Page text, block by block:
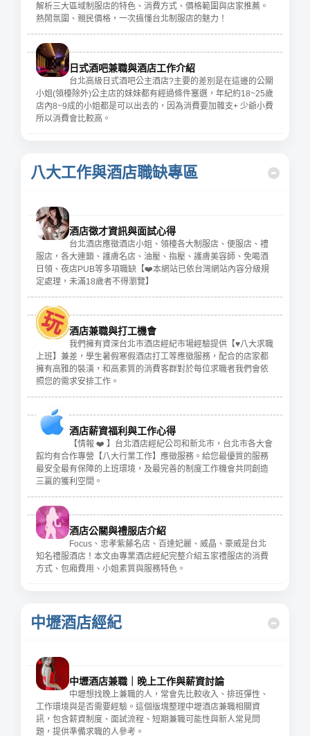
解析三大區域制服店的特色、消費方式、價格範圍與店家推薦。
熱鬧氛圍、親民價格，一次搞懂台北制服店的魅力！
日式酒吧兼職與酒店工作介紹
台北高級日式酒吧公主酒店?主要的差別是在這邊的公關
小姐(領檯除外)公主店的妹妹都有經過條件塞選，年紀約18~25歲
店內8~9成的小姐都是可以出去的，因為消費要加雜支+ 少爺小費
所以消費會比較高。
八大工作與酒店職缺專區
酒店徵才資訊與面試心得
台北酒店應徵酒店小姐、領檯各大制服店、便服店、禮
服店，各大連鎖、護膚名店、油壓、指壓、護膚美容師、免喝酒
日領、夜店PUB等多項職缺【❤️本網站已依台灣網站內容分級規
定處理，未滿18歲者不得瀏覽】
酒店兼職與打工機會
我們擁有資深台北市酒店經紀市場經驗提供【♥八大求職
上班】兼差，學生暑假寒假酒店打工等應徵服務，配合的店家都
擁有高雅的裝潢，和高素質的消費客群對於每位求職者我們會依
照您的需求安排工作。
酒店薪資福利與工作心得
【情報 ❤️ 】台北酒店經紀公司和新北市，台北市各大會
館均有合作專營【八大行業工作】應徵服務。給您最優質的服務
最安全最有保障的上班環境，及最完善的制度工作機會共同創造
三贏的獲利空間。
酒店公關與禮服店介紹
Focus、忠孝紫藤名店、百達妃麗、威晶、豪威是台北
知名禮服酒店！本文由專業酒店經紀完整介紹五家禮服店的消費
方式、包廂費用、小姐素質與服務特色。
中壢酒店經紀
中壢酒店兼職｜晚上工作與薪資討論
中壢想找晚上兼職的人，常會先比較收入、排班彈性、
工作環境與是否需要經驗。這個版塊整理中壢酒店兼職相關資
訊，包含薪資制度、面試流程、短期兼職可能性與新人常見問
題，提供準備求職的人參考。